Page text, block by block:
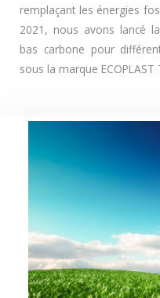
remplaçant les énergies
2021, nous avons lancé
bas carbone pour
sous la marque ECOPLAST